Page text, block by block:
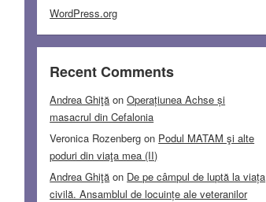
WordPress.org
Recent Comments
Andrea Ghiţă onOperațiunea Achse și
masacrul din Cefalonia
Veronica Rozenberg on Podul MATAM şi alte
poduri din viaţa mea (II)
Andrea Ghiţă on De pe câmpul de luptă la viața
civilă. Ansamblul de locuințe ale veteranilor